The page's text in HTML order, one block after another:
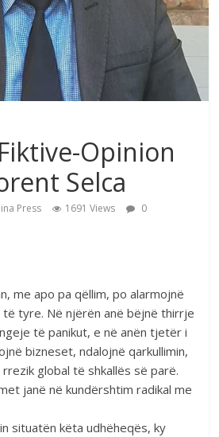
Opinion
Selca
Press 1691 Views
0
me apo pa qëllim, po alarmojnë
tyre. Në njërën anë bëjnë thirrje
të panikut, e në anën tjetër i
bizneset, ndalojnë qarkullimin,
global të shkallës së parë.
janë në kundërshtim radikal me
situatën këta udhëheqës, ky